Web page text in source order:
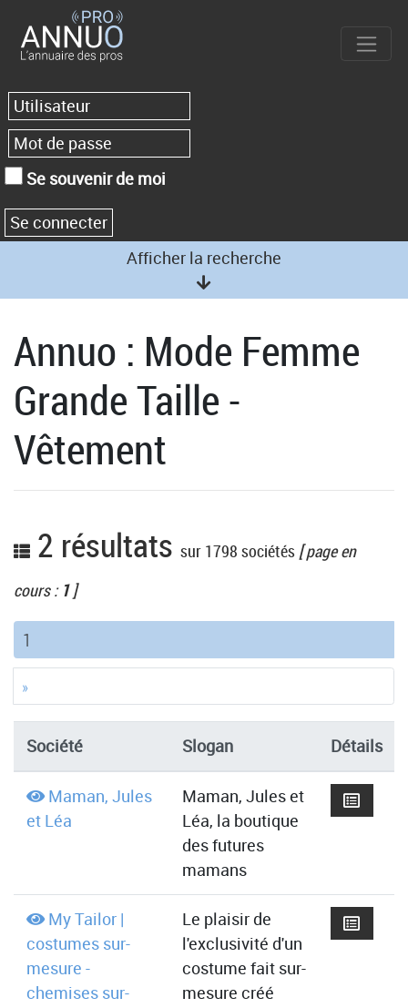
Se souvenir de moi
Afficher la recherche
Annuo : Mode Femme
Grande Taille -
Vêtement
2 résultats sur 1798 sociétés [ page en
cours : 1]
1
»
Société Slogan Détails
Maman, Jules
et Léa
Maman, Jules et
Léa, la boutique
des futures
mamans
My Tailor |
costumes sur-
mesure -
chemises sur-
Le plaisir de
l'exclusivité d'un
costume fait sur-
mesure créé